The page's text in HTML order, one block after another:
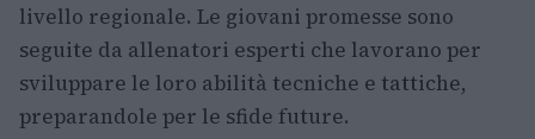
livello regionale. Le giovani promesse sono
seguite da allenatori esperti che lavorano per
sviluppare le loro abilità tecniche e tattiche,
preparandole per le sfide future.